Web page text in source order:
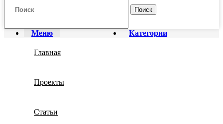
Поиск
Меню Категории
Главная
Проекты
Статьи